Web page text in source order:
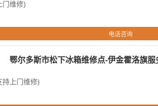
门维修)
电话咨询
鄂尔多斯市松下冰箱维修点-伊金霍洛旗服
持上门维修)